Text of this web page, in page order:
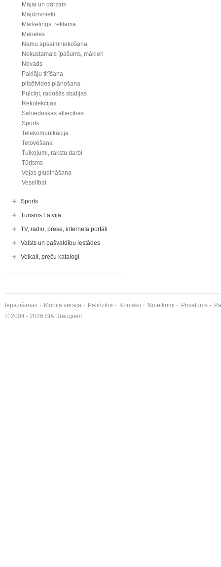
Mājai un dārzam
Mājdzīvnieki
Mārketings, reklāma
Mēbeles
Namu apsaimniekošana
Nekustamais īpašums, mākleri
Novads
Paklāju tīrīšana
pilsētvides plānošana
Pulciņi, radošās studijas
Rekolekcijas
Sabiedriskās attiecības
Sports
Telekomunikācija
Tetovēšana
Tulkojumi, rakstu darbi
Tūrisms
Veļas gludināšana
Veselībai
Sports
Tūrisms Latvijā
TV, radio, prese, interneta portāli
Valsts un pašvaldību iestādes
Veikali, preču katalogi
Iepazīšanās Mobilā versija Palīdzība Kontakti Noteikumi Privātums
© 2004 - 2026 SIA Draugiem